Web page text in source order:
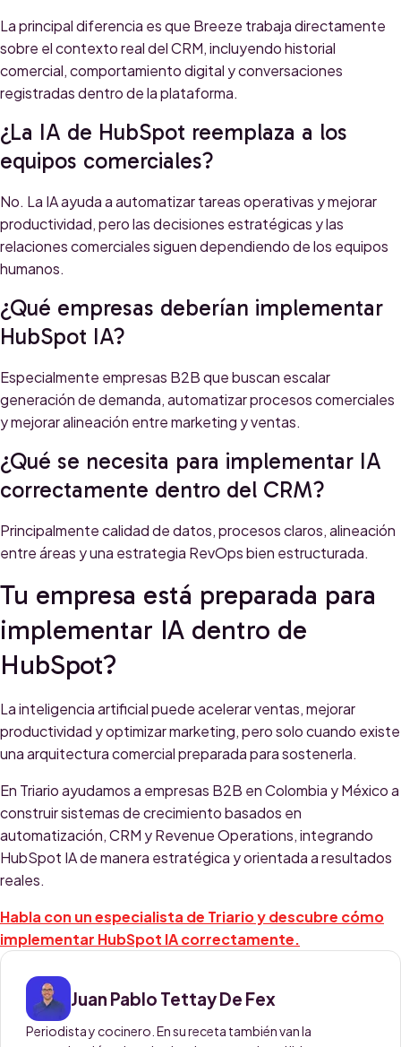
La principal diferencia es que Breeze trabaja directamente
sobre el contexto real del CRM, incluyendo historial
comercial, comportamiento digital y conversaciones
registradas dentro de la plataforma.
¿La IA de HubSpot reemplaza a los
equipos comerciales?
No. La IA ayuda a automatizar tareas operativas y mejorar
productividad, pero las decisiones estratégicas y las
relaciones comerciales siguen dependiendo de los equipos
humanos.
¿Qué empresas deberían implementar
HubSpot IA?
Especialmente empresas B2B que buscan escalar
generación de demanda, automatizar procesos comerciales
y mejorar alineación entre marketing y ventas.
¿Qué se necesita para implementar IA
correctamente dentro del CRM?
Principalmente calidad de datos, procesos claros, alineación
entre áreas y una estrategia RevOps bien estructurada.
Tu empresa está preparada para
implementar IA dentro de
HubSpot?
La inteligencia artificial puede acelerar ventas, mejorar
productividad y optimizar marketing, pero solo cuando existe
una arquitectura comercial preparada para sostenerla.
En Triario ayudamos a empresas B2B en Colombia y México a
construir sistemas de crecimiento basados en
automatización, CRM y Revenue Operations, integrando
HubSpot IA de manera estratégica y orientada a resultados
reales.
Habla con un especialista de Triario y descubre cómo
implementar HubSpot IA correctamente.
Juan Pablo Tettay De Fex
Periodista y cocinero. En su receta también van la